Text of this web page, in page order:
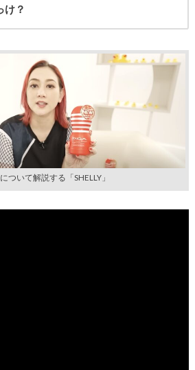
け？
ついて解説する「SHELLY」